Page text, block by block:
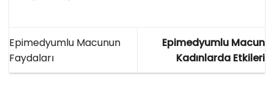
Epimedyumlu Macunun
Faydaları
Epimedyumlu Macun
Kadınlarda Etkileri